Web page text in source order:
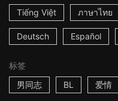
Tiếng Việt ภาษาไทย
Deutsch Español
标签
男同志
BL 爱情